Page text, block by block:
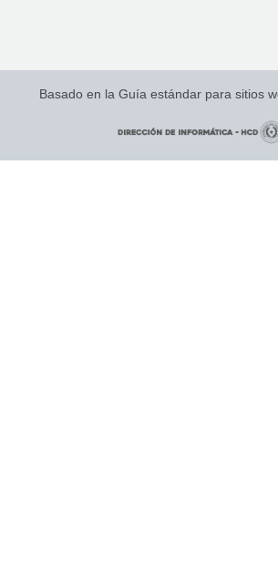
Basado en la Guía estándar para sitios